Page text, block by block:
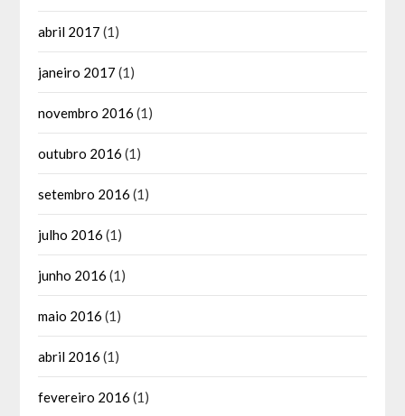
abril 2017 (1)
janeiro 2017 (1)
novembro 2016 (1)
outubro 2016 (1)
setembro 2016 (1)
julho 2016 (1)
junho 2016 (1)
maio 2016 (1)
abril 2016 (1)
fevereiro 2016 (1)